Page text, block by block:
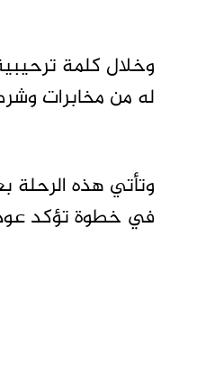
وخلال كلمة
له من مخابرات
وتأتي هذه الرحلة
في خطوة تؤكد